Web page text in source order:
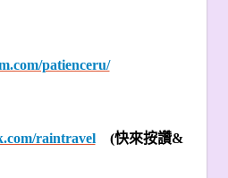
patienceru/
raintravel
(快來按讚&